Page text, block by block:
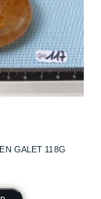
GALET 118G